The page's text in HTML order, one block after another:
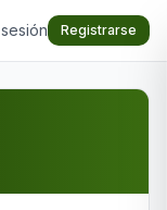
Registrarse